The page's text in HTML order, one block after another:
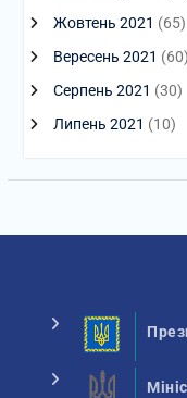
Жовтень 2021 (65)
Вересень 2021 (60)
Серпень 2021 (30)
Липень 2021 (10)